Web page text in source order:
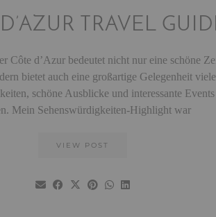
TRAVEL
Côte d’Azur bedeutet nicht nur eine schöne
bietet auch eine großartige Gelegenheit viele
schöne Ausblicke und interessante
Mein Sehenswürdigkeiten-Highlight war
VIEW POST